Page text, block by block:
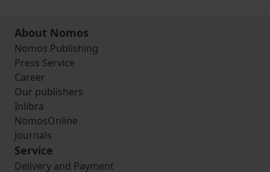
About Nomos
Nomos Publishing
Press Service
Career
Our publishers
Inlibra
NomosOnline
Journals
Service
Delivery and Payment